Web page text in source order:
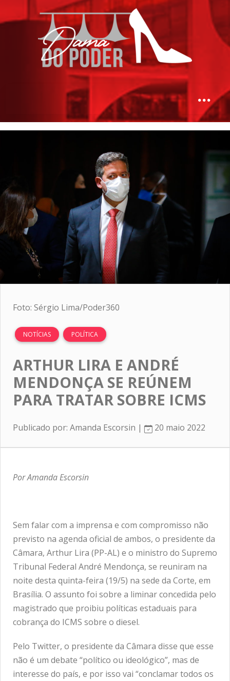
Foto: Sérgio Lima/Poder360
NOTÍCIAS POLÍTICA
ARTHUR LIRA E ANDRÉ
MENDONÇA SE REÚNEM
PARA TRATAR SOBRE ICMS
Publicado por: Amanda Escorsin | 20 maio 2022
Por Amanda Escorsin
Sem falar com a imprensa e com compromisso não
previsto na agenda oficial de ambos, o presidente da
Câmara, Arthur Lira (PP-AL) e o ministro do Supremo
Tribunal Federal André Mendonça, se reuniram na
noite desta quinta-feira (19/5) na sede da Corte, em
Brasília. O assunto foi sobre a liminar concedida pelo
magistrado que proibiu políticas estaduais para
cobrança do ICMS sobre o diesel.
Pelo Twitter, o presidente da Câmara disse que esse
não é um debate “político ou ideológico”, mas de
interesse do país, e por isso vai “conclamar todos os